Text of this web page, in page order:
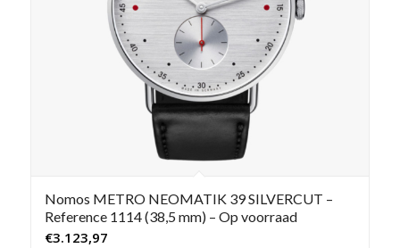
Nomos METRO NEOMATIK 39 SILVERCUT –
Reference 1114 (38,5 mm) – Op voorraad
€3.123,97